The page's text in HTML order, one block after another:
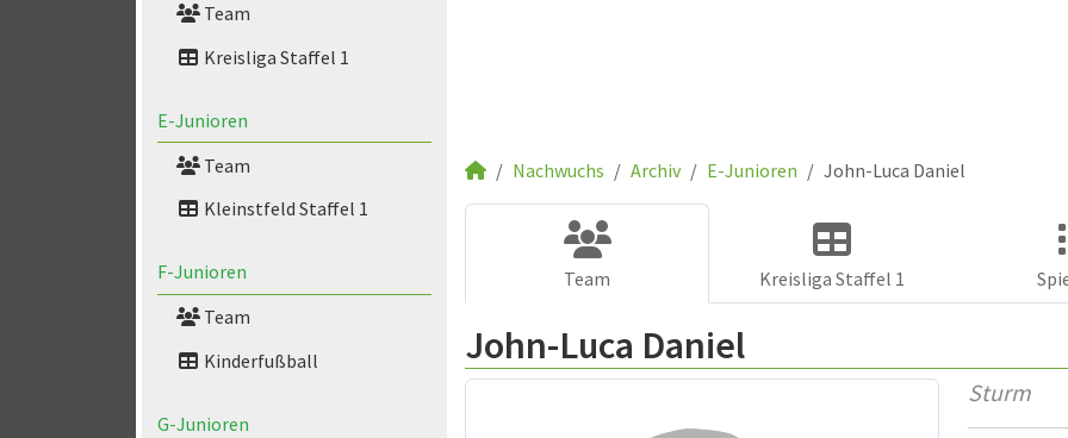
Team
Kreisliga Staffel 1
E-Junioren
Team
Kleinstfeld Staffel 1
F-Junioren
Team
Kinderfußball
G-Junioren
Nachwuchs Archiv E-Junioren John-Luca Daniel
Team Kreisliga Staffel 1
John-Luca Daniel
Sturm